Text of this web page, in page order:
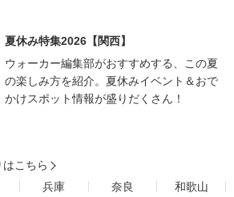
夏休み特集2026【関西】
ウォーカー編集部がおすすめする、この夏
の楽しみ方を紹介。夏休みイベント＆おで
かけスポット情報が盛りだくさん！
こちら
兵庫 奈良
和歌山